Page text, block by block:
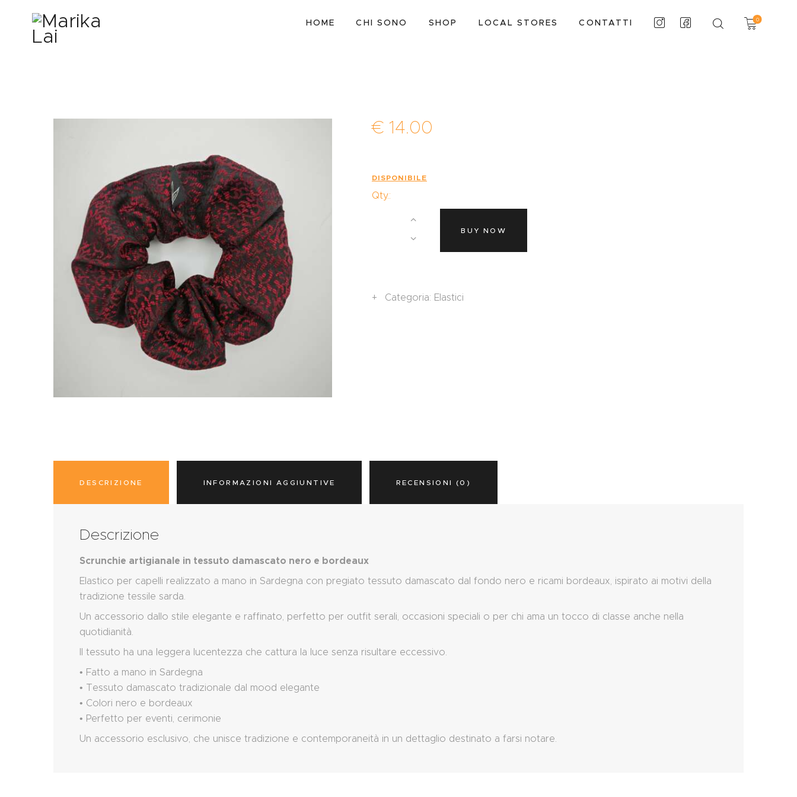
HOME CHI SONO SHOP LOCAL STORES CONTATTI 0
LOCAL STORES
CONTATTI
€ 14.00
DISPONIBILE
Qty.:
BUY NOW
Categoria: Elastici
DESCRIZIONE INFORMAZIONI AGGIUNTIVE RECENSIONI (0)
Descrizione
Scrunchie artigianale in tessuto damascato nero e bordeaux
Elastico per capelli realizzato a mano in Sardegna con pregiato tessuto damascato dal fondo nero e ricami bordeaux, ispirato ai motivi della
tradizione tessile sarda.
Un accessorio dallo stile elegante e raffinato, perfetto per outfit serali, occasioni speciali o per chi ama un tocco di classe anche nella
quotidianità.
Il tessuto ha una leggera lucentezza che cattura la luce senza risultare eccessivo.
• Fatto a mano in Sardegna
• Tessuto damascato tradizionale dal mood elegante
• Colori nero e bordeaux
• Perfetto per eventi, cerimonie
Un accessorio esclusivo, che unisce tradizione e contemporaneità in un dettaglio destinato a farsi notare.